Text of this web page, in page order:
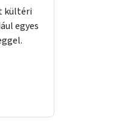
kültéri
egyes